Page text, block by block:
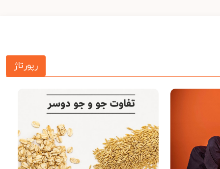
رپورتاژ